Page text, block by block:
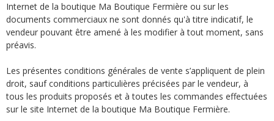
Internet de la boutique Ma Boutique Fermière ou sur les
documents commerciaux ne sont donnés qu'à titre indicatif, le
vendeur pouvant être amené à les modifier à tout moment, sans
préavis.
Les présentes conditions générales de vente s’appliquent de plein
droit, sauf conditions particulières précisées par le vendeur, à
tous les produits proposés et à toutes les commandes effectuées
sur le site Internet de la boutique Ma Boutique Fermière.